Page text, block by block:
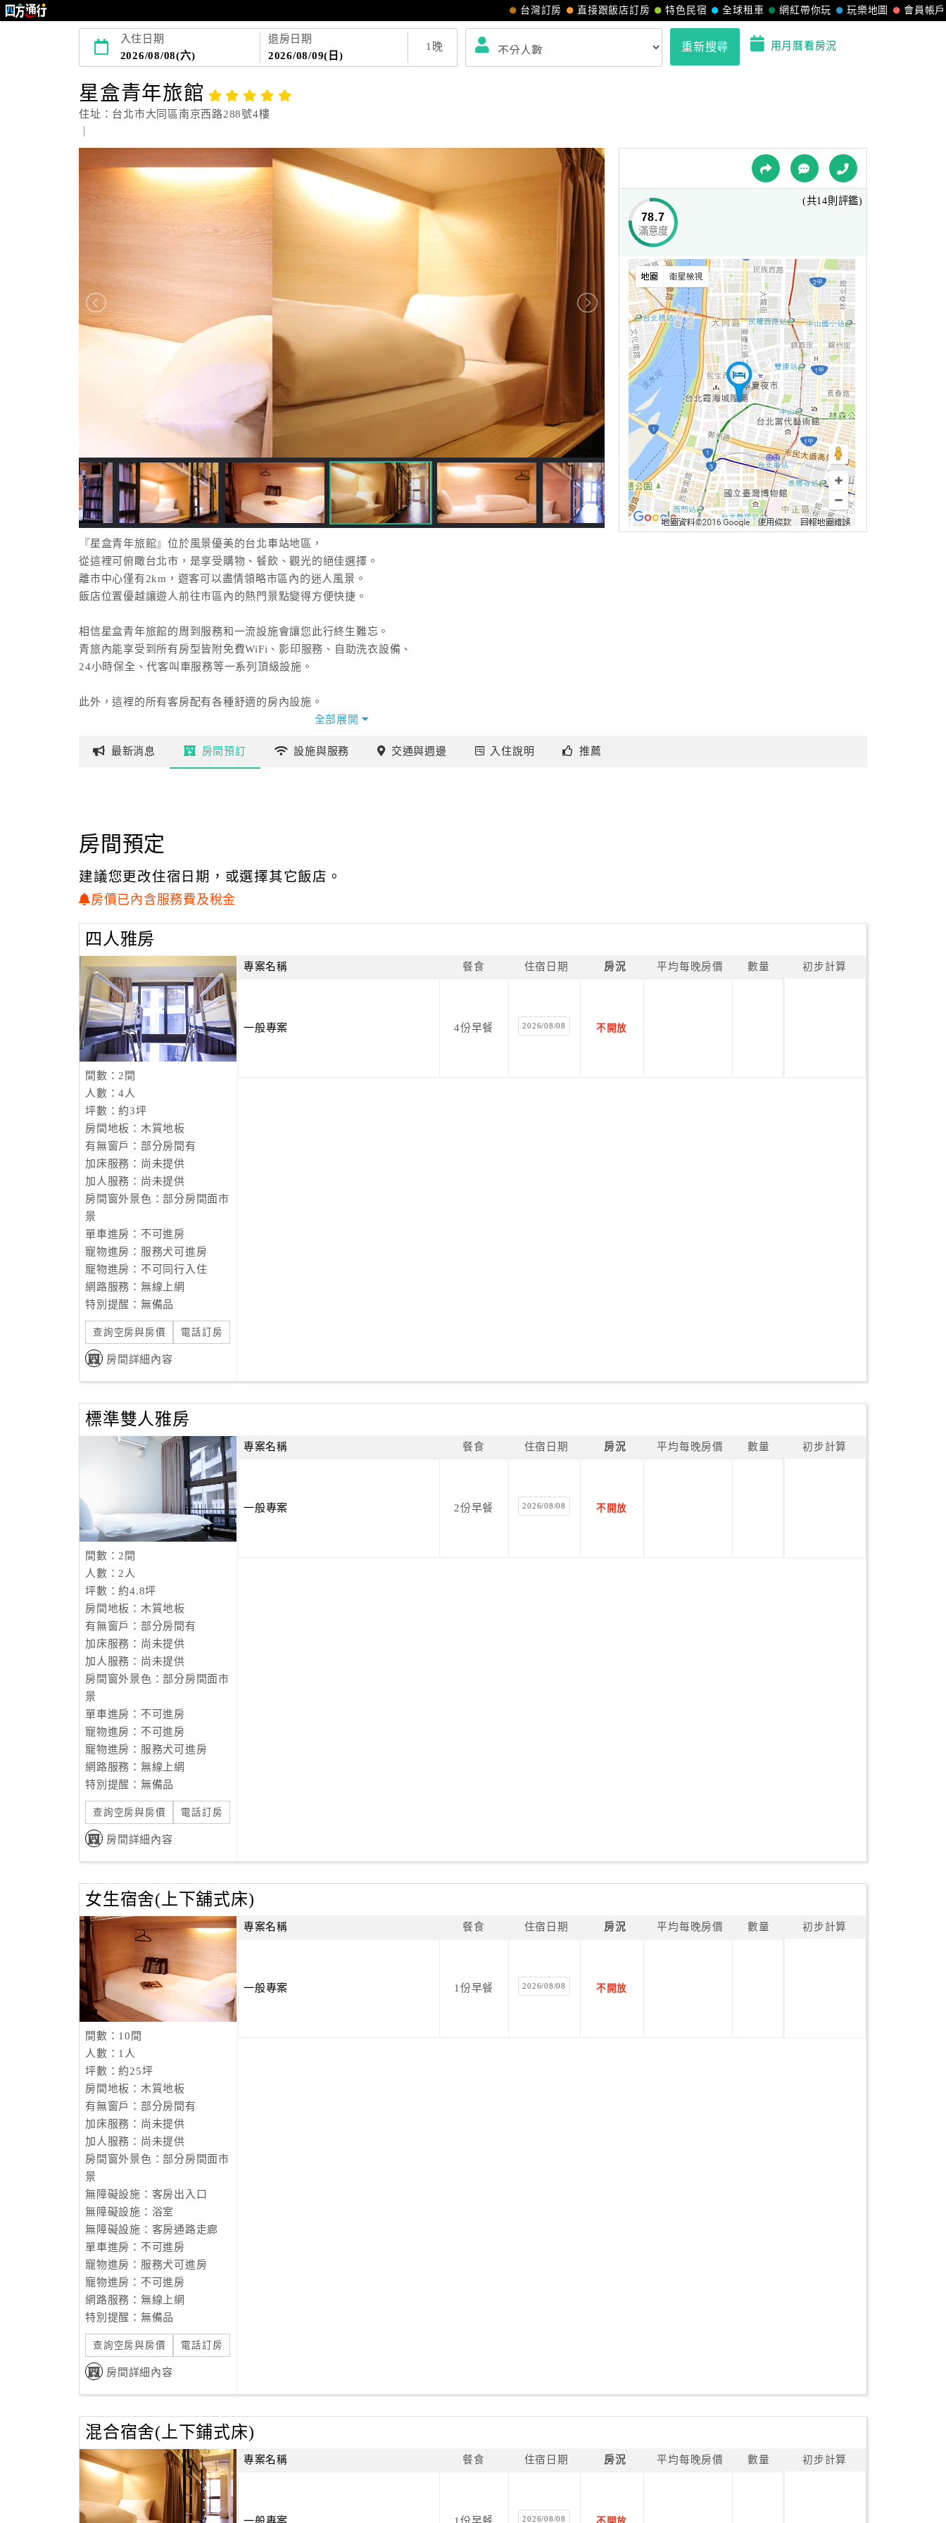
會員帳戶
玩樂地圖
網紅帶你玩
全球租車
特色民宿
直接跟飯店訂房
台灣訂房
入住日期
2026/08/08(六)
退房日期
2026/08/09(日)
1 晚 重新搜尋 用月曆看房況
星盒青年旅館
住址：台北市大同區南京西路288號4樓
『星盒青年旅館』位於風景優美的台北車站地區，
從這裡可俯瞰台北市，是享受購物、餐飲、觀光的絕佳選擇。
離市中心僅有2km，遊客可以盡情領略市區內的迷人風景。
飯店位置優越讓遊人前往市區內的熱門景點變得方便快捷。
相信星盒青年旅館的周到服務和一流設施會讓您此行終生難忘。
青旅內能享受到所有房型皆附免費WiFi、影印服務、自助洗衣設備、
24小時保全、代客叫車服務等一系列頂級設施。
此外，這裡的所有客房配有各種舒適的房內設施。
許多房間甚至還提供了原木地板、免費WiFi、空調、
飯店各種娛樂設施一定會讓您在留宿期間享受更多樂趣。
不管您是哪一種類型的遊客，星盒青年旅館都是來台北市的理想下榻飯店！
捷運西門站1.4 km
捷運龍山寺站2.5 km
捷運劍潭站3.6 km
國立臺灣大學4.6 km
捷運北投站8.8 km
捷運新店站11 km
【鄰近機場】
臺北松山機場4.1 km
桃園機場28.1 km
【附近地標】
寧夏觀光夜市0.4 km
霞海城隍廟0.4 km
臺北當代藝術館0.6 km
臺北轉運站0.6 km
捷運中山站0.7 km
臺北車站0.8 km
捷運雙連站0.8 km
【餐廳及夜市】
星巴克 咖啡館/酒吧：0 km
711便利商店 超市/便利店：0 km
寧夏夜市 餐廳：0.1 km
士林夜市4.6 km
迪化街 市集：0.5 km
永樂市場 市集：0.6 km
全部展開
78.7
滿意度
(共14則評鑑)
最新消息 房間預訂 設施與服務 交通與週邊 入住說明 推薦
房間預定
建議您更改住宿日期，或選擇其它飯店。
房價已內含服務費及稅金
四人雅房
間數：2間
人數：4人
坪數：約3坪
房間地板：木質地板
有無窗戶：部分房間有
加床服務：尚未提供
加人服務：尚未提供
房間窗外景色：部分房間面市
景
單車進房：不可進房
寵物進房：服務犬可進房
寵物進房：不可同行入住
網路服務：無線上網
特別提醒：無備品
查詢空房與房價 電話訂房
房間詳細內容
專案名稱 餐食 住宿日期 房況 平均每晚房價 數量 初步計算
一般專案 4份早餐 2026/08/08 不開放
標準雙人雅房
間數：2間
人數：2人
坪數：約4.8坪
房間地板：木質地板
有無窗戶：部分房間有
加床服務：尚未提供
加人服務：尚未提供
房間窗外景色：部分房間面市
景
單車進房：不可進房
寵物進房：不可進房
寵物進房：服務犬可進房
網路服務：無線上網
特別提醒：無備品
查詢空房與房價 電話訂房
房間詳細內容
專案名稱 餐食 住宿日期 房況 平均每晚房價 數量 初步計算
一般專案 2份早餐 2026/08/08 不開放
女生宿舍(上下舖式床)
間數：10間
人數：1人
坪數：約25坪
房間地板：木質地板
有無窗戶：部分房間有
加床服務：尚未提供
加人服務：尚未提供
房間窗外景色：部分房間面市
景
無障礙設施：客房出入口
無障礙設施：浴室
無障礙設施：客房通路走廊
單車進房：不可進房
寵物進房：服務犬可進房
寵物進房：不可進房
網路服務：無線上網
特別提醒：無備品
查詢空房與房價 電話訂房
房間詳細內容
專案名稱 餐食 住宿日期 房況 平均每晚房價 數量 初步計算
一般專案 1份早餐 2026/08/08 不開放
混合宿舍(上下鋪式床)
專案名稱 餐食 住宿日期 房況 平均每晚房價 數量 初步計算
2026/08/08